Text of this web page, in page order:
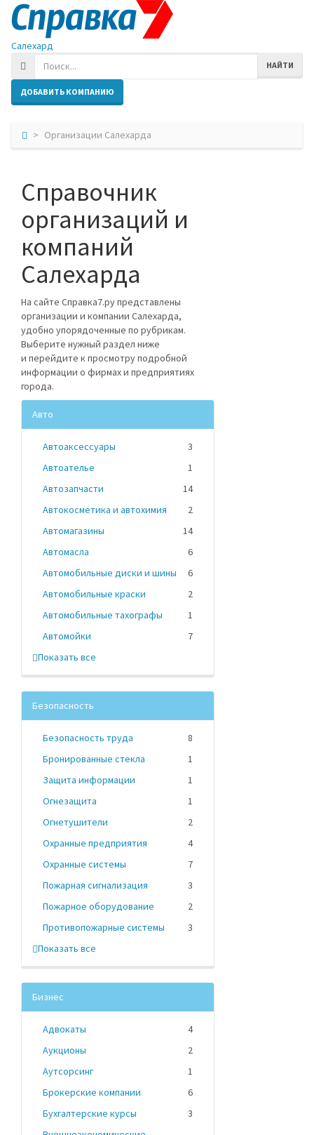
Салехард
НАЙТИ
ДОБАВИТЬ КОМПАНИЮ
Организации Салехарда
Справочник
организаций и
компаний
Салехарда
На сайте Справка7.ру представлены
организации и компании Салехарда,
удобно упорядоченные по рубрикам.
Выберите нужный раздел ниже
и перейдите к просмотру подробной
информации о фирмах и предприятиях
города.
Авто
Автоаксессуары
3
Автоателье
1
Автозапчасти
14
Автокосметика и автохимия
2
Автомагазины
14
Автомасла
6
Автомобильные диски и шины
6
Автомобильные краски
2
Автомобильные тахографы
1
Автомойки
7
Показать все
Безопасность
Безопасность труда
8
Бронированные стекла
1
Защита информации
1
Огнезащита
1
Огнетушители
2
Охранные предприятия
4
Охранные системы
7
Пожарная сигнализация
3
Пожарное оборудование
2
Противопожарные системы
3
Показать все
Бизнес
Адвокаты
4
Аукционы
2
Аутсорсинг
1
Брокерские компании
6
Бухгалтерские курсы
3